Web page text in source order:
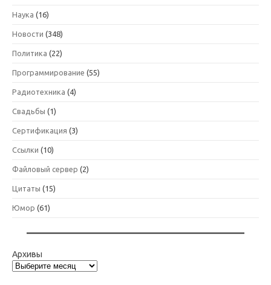
Наука (16)
Новости (348)
Политика (22)
Программирование (55)
Радиотехника (4)
Свадьбы (1)
Сертификация (3)
Ссылки (10)
Файловый сервер (2)
Цитаты (15)
Юмор (61)
Архивы